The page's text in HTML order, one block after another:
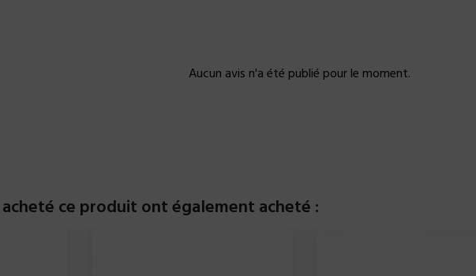
Aucun avis n'a été publié pour le moment.
ce produit ont également acheté :